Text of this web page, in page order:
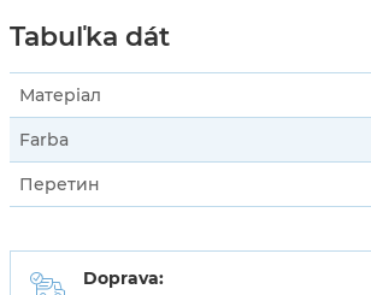
Tabuľka dát
Матеріал
Farba
Перетин
Doprava: